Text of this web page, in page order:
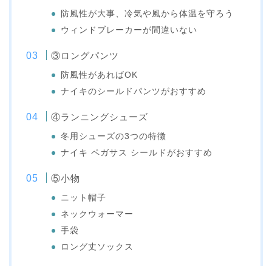
防風性が大事、冷気や風から体温を守ろう
ウィンドブレーカーが間違いない
③ロングパンツ
防風性があればOK
ナイキのシールドパンツがおすすめ
④ランニングシューズ
冬用シューズの3つの特徴
ナイキ ペガサス シールドがおすすめ
⑤小物
ニット帽子
ネックウォーマー
手袋
ロング丈ソックス